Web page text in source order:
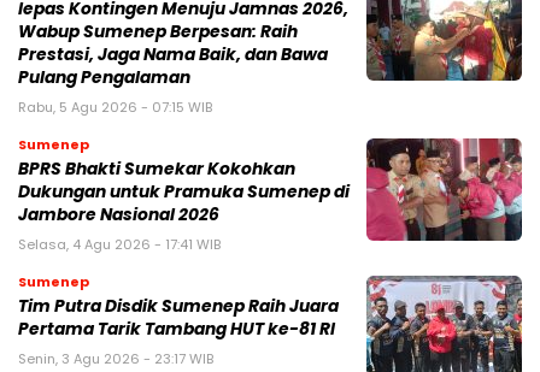
lepas Kontingen Menuju Jamnas 2026,
Wabup Sumenep Berpesan: Raih
Prestasi, Jaga Nama Baik, dan Bawa
Pulang Pengalaman
Rabu, 5 Agu 2026 - 07:15 WIB
Sumenep
BPRS Bhakti Sumekar Kokohkan
Dukungan untuk Pramuka Sumenep di
Jambore Nasional 2026
Selasa, 4 Agu 2026 - 17:41 WIB
Sumenep
Tim Putra Disdik Sumenep Raih Juara
Pertama Tarik Tambang HUT ke-81 RI
Senin, 3 Agu 2026 - 23:17 WIB